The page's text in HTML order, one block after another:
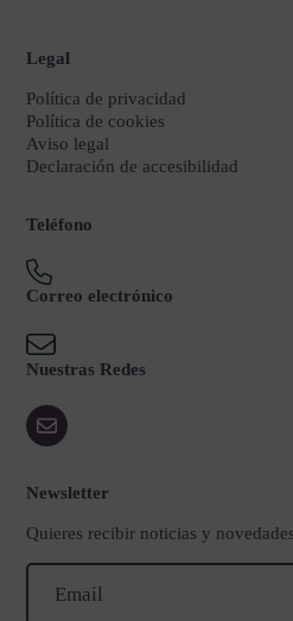
Legal
Política de privacidad
Política de cookies
Aviso legal
Declaración de accesibilidad
Teléfono
Correo electrónico
Nuestras Redes
Newsletter
Quieres recibir noticias y